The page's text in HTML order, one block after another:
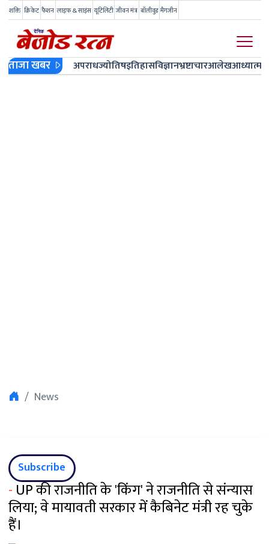
शक्ति क्रिकेट फैशन लाइफ & साइंस यूटिलिटी जीवन मंत्र बॉलीवुड मैगजीन
ताजा खबर अपराधज्योतिषइतिहासविज्ञानभ्रष्टाचारआलेखआध्यात्म
News
Subscribe
- UP की राजनीति के 'किंग' ने राजनीति से संन्यास
लिया; वे मायावती सरकार में कैबिनेट मंत्री रह चुके
हैं।